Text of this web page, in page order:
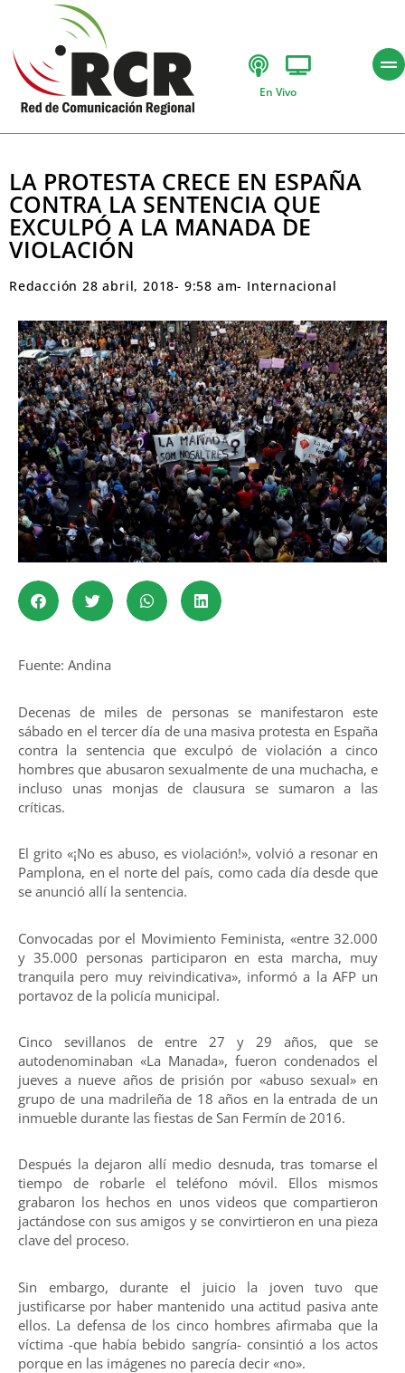
En Vivo
LA PROTESTA CRECE EN ESPAÑA
CONTRA LA SENTENCIA QUE
EXCULPÓ A LA MANADA DE
VIOLACIÓN
Redacción 28 abril, 2018- 9:58 am- Internacional
Fuente: Andina
Decenas de miles de personas se manifestaron este
sábado en el tercer día de una masiva protesta en España
contra la sentencia que exculpó de violación a cinco
hombres que abusaron sexualmente de una muchacha, e
incluso unas monjas de clausura se sumaron a las
críticas.
El grito «¡No es abuso, es violación!», volvió a resonar en
Pamplona, en el norte del país, como cada día desde que
se anunció allí la sentencia.
Convocadas por el Movimiento Feminista, «entre 32.000
y 35.000 personas participaron en esta marcha, muy
tranquila pero muy reivindicativa», informó a la AFP un
portavoz de la policía municipal.
Cinco sevillanos de entre 27 y 29 años, que se
autodenominaban «La Manada», fueron condenados el
jueves a nueve años de prisión por «abuso sexual» en
grupo de una madrileña de 18 años en la entrada de un
inmueble durante las fiestas de San Fermín de 2016.
Después la dejaron allí medio desnuda, tras tomarse el
tiempo de robarle el teléfono móvil. Ellos mismos
grabaron los hechos en unos videos que compartieron
jactándose con sus amigos y se convirtieron en una pieza
clave del proceso.
Sin embargo, durante el juicio la joven tuvo que
justificarse por haber mantenido una actitud pasiva ante
ellos. La defensa de los cinco hombres afirmaba que la
víctima -que había bebido sangría- consintió a los actos
porque en las imágenes no parecía decir «no».